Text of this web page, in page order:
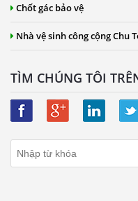
Chốt gác bảo vệ
Nhà vệ sinh công cộng Chu
TÌM CHÚNG TÔI